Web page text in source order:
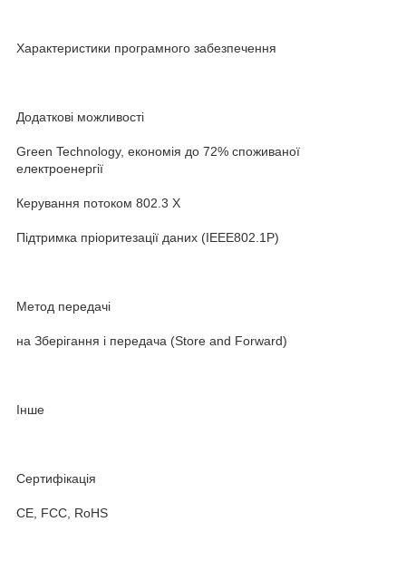
Характеристики програмного забезпечення
Додаткові можливості
Green Technology, економія до 72% споживаної
електроенергії
Керування потоком 802.3 X
Підтримка пріоритезації даних (IEEE802.1P)
Метод передачі
на Зберігання і передача (Store and Forward)
Інше
Сертифікація
CE, FCC, RoHS